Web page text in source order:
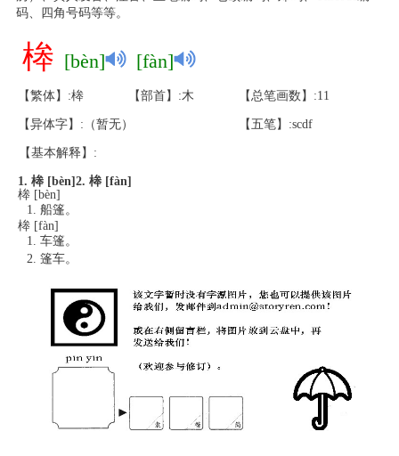
码、四角号码等等。
桳 [bèn] [fàn]
【繁体】:桳 【部首】:木 【总笔画数】:11
【异体字】:（暂无） 【五笔】:scdf
【基本解释】:
1. 桳 [bèn] 2. 桳 [fàn]
桳 [bèn]
船篷。
桳 [fàn]
车篷。
篷车。